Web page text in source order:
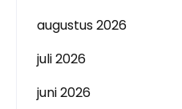
augustus 2026
juli 2026
juni 2026